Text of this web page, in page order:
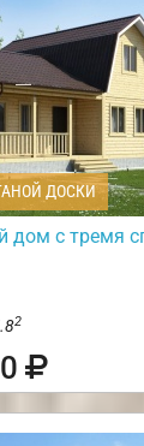
ДОСКИ
дом с тремя
2